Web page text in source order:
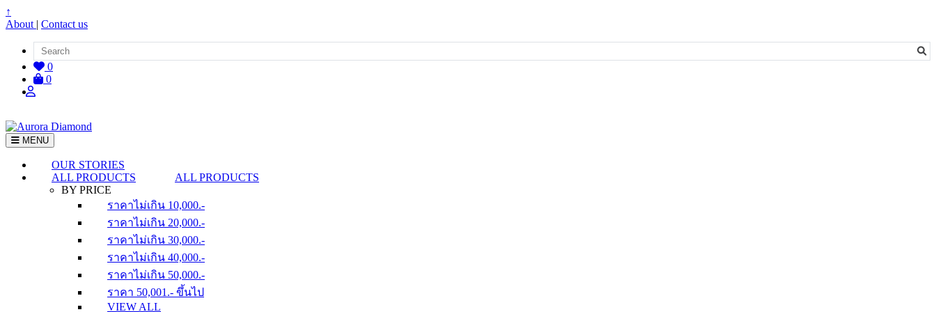
↑
About | Contact us
0
0
MENU
OUR STORIES
ALL PRODUCTS
ALL PRODUCTS
BY PRICE
ราคาไม่เกิน 10,000.-
ราคาไม่เกิน 20,000.-
ราคาไม่เกิน 30,000.-
ราคาไม่เกิน 40,000.-
ราคาไม่เกิน 50,000.-
ราคา 50,001.- ขึ้นไป
VIEW ALL